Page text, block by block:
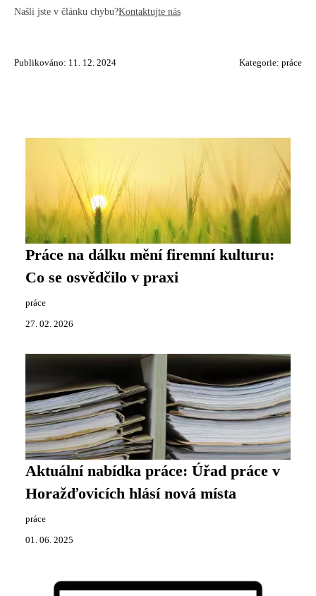
Našli jste v článku chybu?Kontaktujte nás
Publikováno: 11. 12. 2024 Kategorie: práce
Práce na dálku mění firemní kulturu:
Co se osvědčilo v praxi
práce
27. 02. 2026
Aktuální nabídka práce: Úřad práce v
Horažďovicích hlásí nová místa
práce
01. 06. 2025